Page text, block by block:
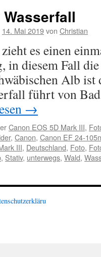
14. Mai 2019von Christian
es einen
in diesem Fall
Alb
führt von
→
Canon EOS 5D Mark III,
, Canon, Canon EF 24-
III, Deutschland, Foto,
, Stativ, unterwegs, Wald,